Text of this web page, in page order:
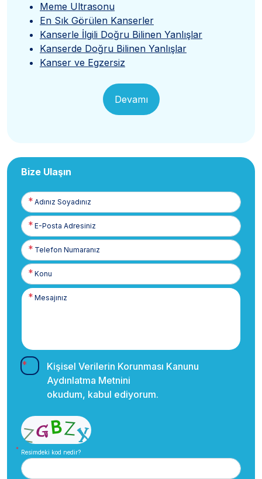
Meme Ultrasonu
En Sık Görülen Kanserler
Kanserle İlgili Doğru Bilinen Yanlışlar
Kanserde Doğru Bilinen Yanlışlar
Kanser ve Egzersiz
Devamı
Bize Ulaşın
Adınız
Soyadınız
E-
Posta
Telefon
Numaranız
Kişisel Verilerin Korunması Kanunu
Aydınlatma Metnini
okudum, kabul ediyorum.
Resimdeki kod nedir?